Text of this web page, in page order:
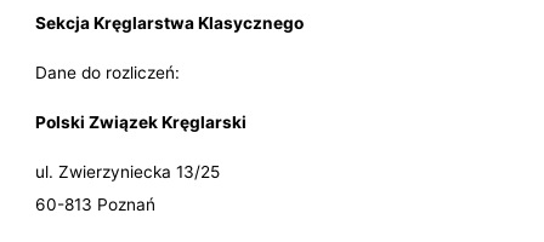
Sekcja Kręglarstwa Klasycznego
Dane do rozliczeń:
Polski Związek Kręglarski
ul. Zwierzyniecka 13/25
60-813 Poznań